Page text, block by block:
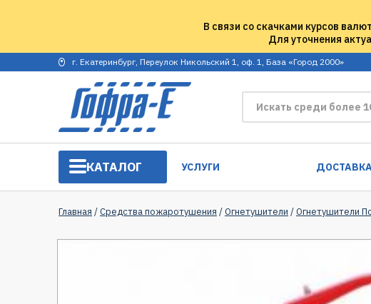
В связи со скачками курсов
Для уточнения
г. Екатеринбург, Переулок Никольский 1, оф. 1, База «Город 2000»
КАТАЛОГ УСЛУГИ
Главная /Средства пожаротушения /Огнетушители /Огнетушители